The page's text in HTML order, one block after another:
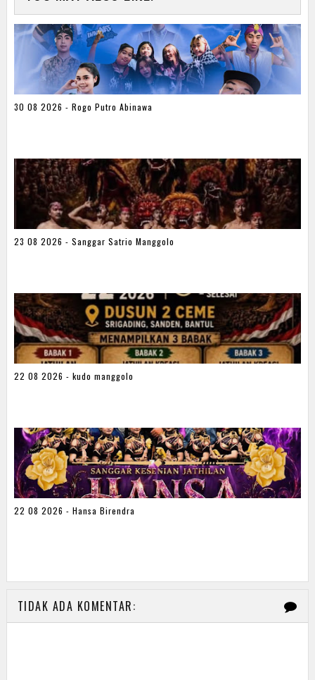
30 08 2026 - Rogo Putro Abinawa
23 08 2026 - Sanggar Satrio Manggolo
22 08 2026 - kudo manggolo
22 08 2026 - Hansa Birendra
TIDAK ADA KOMENTAR: